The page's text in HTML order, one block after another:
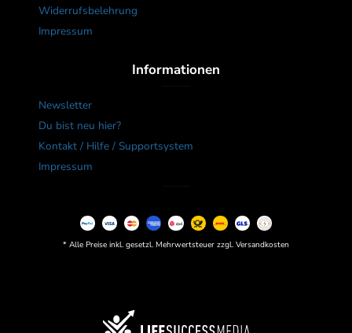
Widerrufsbelehrung
Impressum
Informationen
Newsletter
Du bist neu hier?
Kontakt / Hilfe / Supportsystem
Impressum
* Alle Preise inkl. gesetzl. Mehrwertsteuer zzgl. Versandkosten